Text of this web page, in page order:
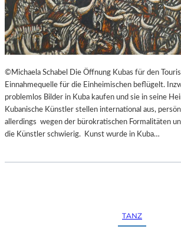
©Michaela Schabel Die Öffnung Kubas für den
Einnahmequelle für die Einheimischen beflügelt.
problemlos Bilder in Kuba kaufen und sie in seine
Kubanische Künstler stellen international aus,
allerdings wegen der bürokratischen Formalitäten
die Künstler schwierig. Kunst wurde in Kuba…
TANZ